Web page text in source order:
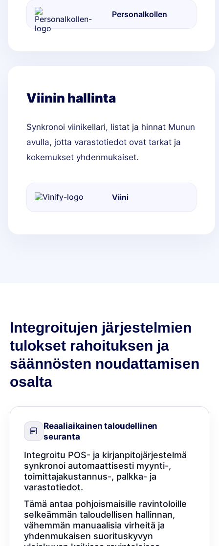
Personalkollen
Viinin hallinta
Synkronoi viinikellari, listat ja hinnat Munun
avulla, jotta varastotiedot ovat tarkat ja
kokemukset yhdenmukaiset.
Viini
Integroitujen järjestelmien
tulokset rahoituksen ja
säännösten noudattamisen
osalta
Reaaliaikainen taloudellinen
seuranta
Integroitu POS- ja kirjanpitojärjestelmä
synkronoi automaattisesti myynti-,
toimittajakustannus-, palkka- ja
varastotiedot.
Tämä antaa pohjoismaisille ravintoloille
selkeämmän taloudellisen hallinnan,
vähemmän manuaalisia virheitä ja
yhdenmukaisen suorituskyvyn